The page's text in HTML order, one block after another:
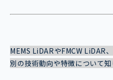
MEMS LiDARやFMCW LiDAR
別の技術動向や特徴について知